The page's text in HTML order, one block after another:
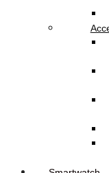
SING-
La SING-E
Bluetooth conçue
Équipée de deux
puissant avec
dynamique, elle